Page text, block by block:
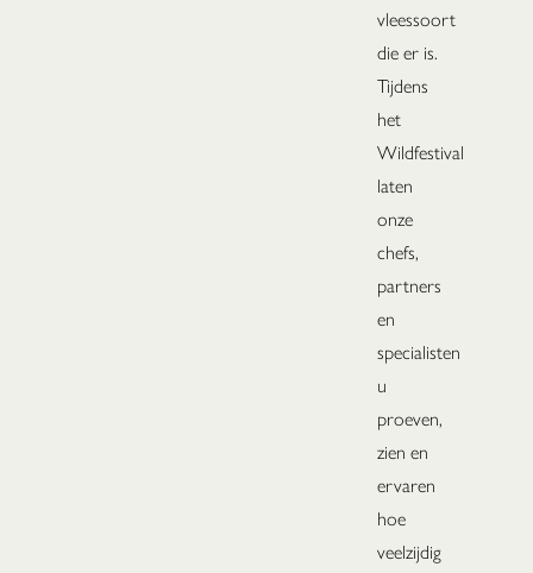
vleessoort
die er is.
Tijdens
het
Wildfestival
laten
onze
chefs,
partners
en
specialisten
u
proeven,
zien en
ervaren
hoe
veelzijdig